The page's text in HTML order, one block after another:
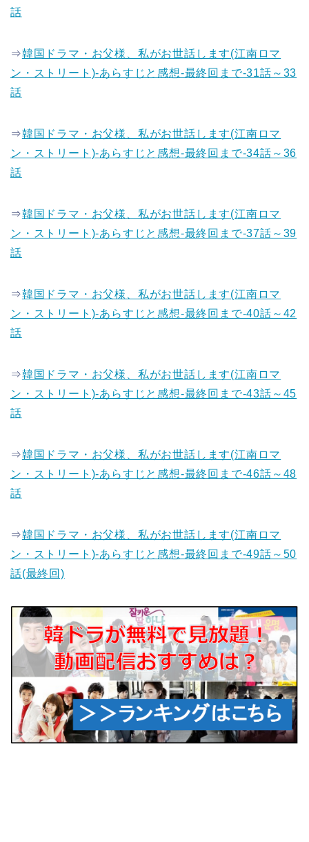
話
⇒韓国ドラマ・お父様、私がお世話します(江南ロマ
ン・ストリート)-あらすじと感想-最終回まで-31話～33
話
⇒韓国ドラマ・お父様、私がお世話します(江南ロマ
ン・ストリート)-あらすじと感想-最終回まで-34話～36
話
⇒韓国ドラマ・お父様、私がお世話します(江南ロマ
ン・ストリート)-あらすじと感想-最終回まで-37話～39
話
⇒韓国ドラマ・お父様、私がお世話します(江南ロマ
ン・ストリート)-あらすじと感想-最終回まで-40話～42
話
⇒韓国ドラマ・お父様、私がお世話します(江南ロマ
ン・ストリート)-あらすじと感想-最終回まで-43話～45
話
⇒韓国ドラマ・お父様、私がお世話します(江南ロマ
ン・ストリート)-あらすじと感想-最終回まで-46話～48
話
⇒韓国ドラマ・お父様、私がお世話します(江南ロマ
ン・ストリート)-あらすじと感想-最終回まで-49話～50
話(最終回)